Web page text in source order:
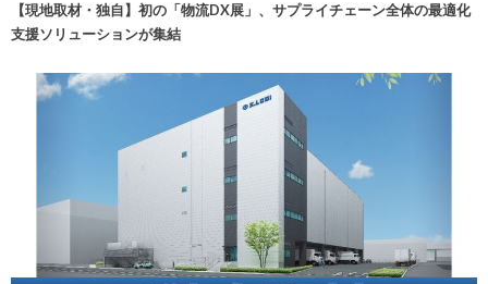
【現地取材・独自】初の「物流DX展」、サプライチェーン全体の最適化
支援ソリューションが集結